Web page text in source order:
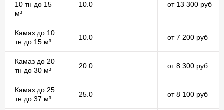
10 тн до 15
м³
10.0 от 13 300 руб
Камаз до 10
тн до 15 м³
10.0 от 7 200 руб
Камаз до 20
тн до 30 м³
20.0 от 8 300 руб
Камаз до 25
тн до 37 м³
25.0 от 8 100 руб